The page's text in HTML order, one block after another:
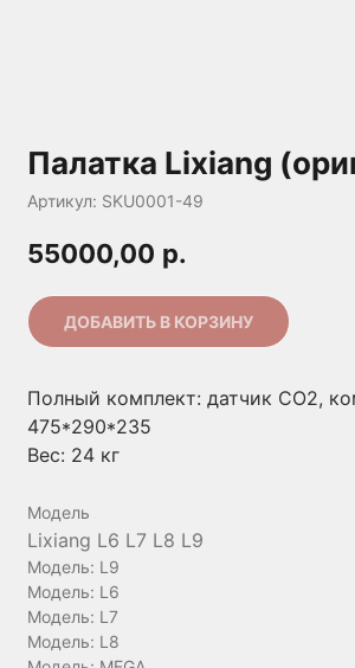
Палатка Lixiang
Артикул: SKU0001-49
55000,00 р.
ДОБАВИТЬ В КОРЗИНУ
Полный комплект: датчик СО2,
475*290*235
Вес: 24 кг
Модель
Lixiang L6 L7 L8 L9
Модель: L9
Модель: L6
Модель: L7
Модель: L8